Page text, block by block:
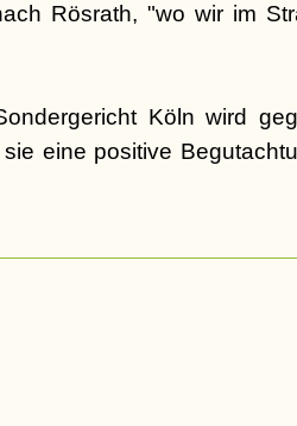
Rösrath, "wo wir im
Köln wird
eine positive